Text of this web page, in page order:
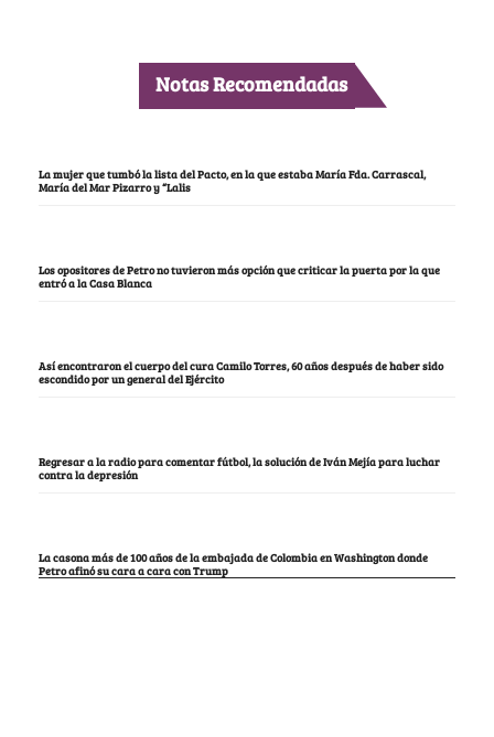
Notas Recomendadas
La mujer que tumbó la lista del Pacto, en la que estaba María Fda. Carrascal,
María del Mar Pizarro y “Lalis
Los opositores de Petro no tuvieron más opción que criticar la puerta por la que
entró a la Casa Blanca
Así encontraron el cuerpo del cura Camilo Torres, 60 años después de haber sido
escondido por un general del Ejército
Regresar a la radio para comentar fútbol, la solución de Iván Mejía para luchar
contra la depresión
La casona más de 100 años de la embajada de Colombia en Washington donde
Petro afinó su cara a cara con Trump